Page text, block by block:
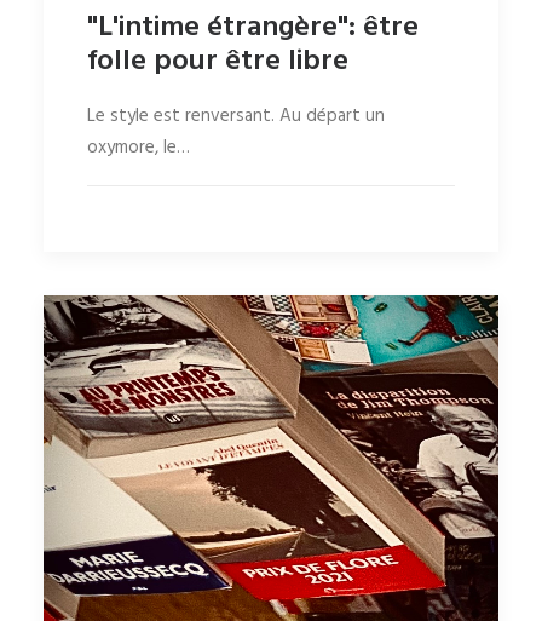
"L'intime étrangère": être
folle pour être libre
Le style est renversant. Au départ un
oxymore, le…